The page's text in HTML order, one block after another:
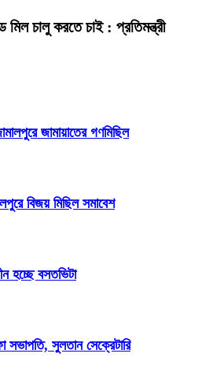
চালু করতে চাই : প্রতিমন্ত্রী
জামায়াতের গণমিছিল
বিজয় মিছিল সমাবেশ
হচ্ছে বসতভিটা
সভাপতি, সুলতান সেক্রেটারি